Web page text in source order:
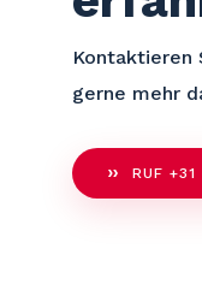
Kontaktieren
gerne mehr
RUF